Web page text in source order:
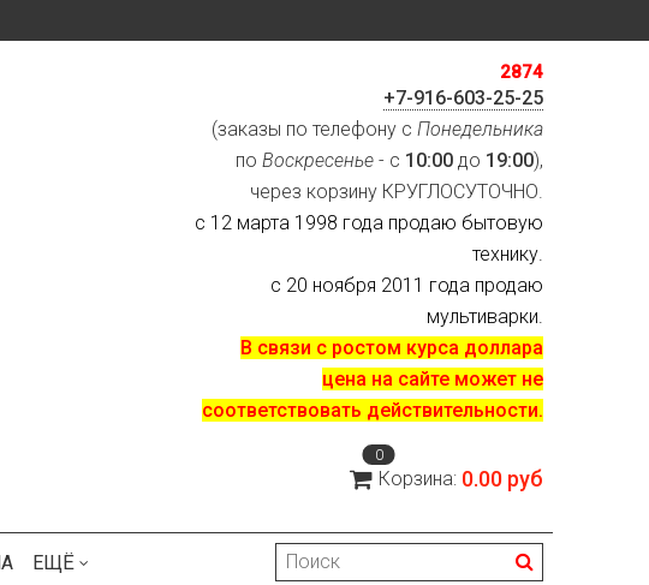
2874
+7-916-603-25-25
(заказы по телефону с Понедельника
по Воскресенье - с 10:00 до 19:00),
через корзину КРУГЛОСУТОЧНО.
с 12 марта 1998 года продаю бытовую
технику.
с 20 ноября 2011 года продаю
мультиварки.
В связи с ростом курса доллара
цена на сайте может не
соответствовать действительности.
0
Корзина: 0.00 руб
ЕЩЁ